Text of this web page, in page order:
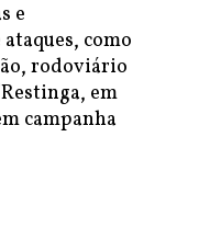
e
como
rodoviário
em
campanha